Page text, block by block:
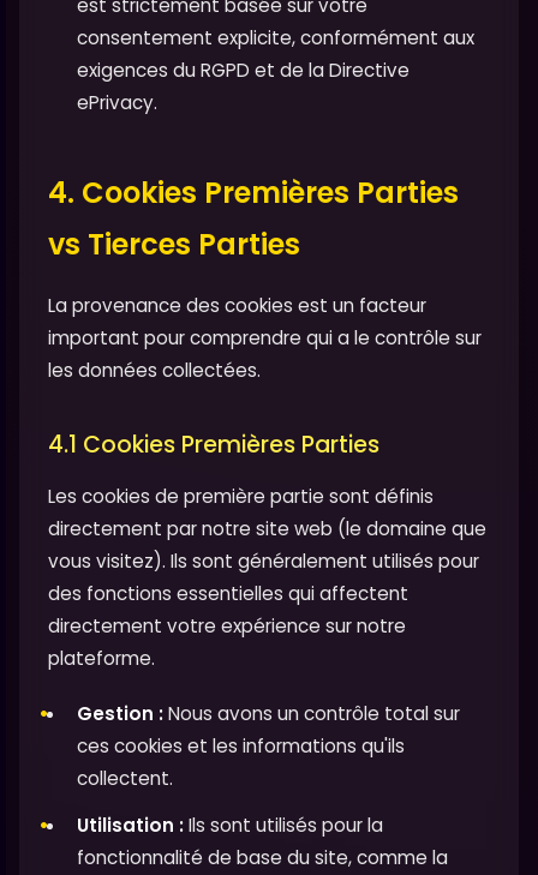
consentement explicite, conformément aux
exigences du RGPD et de la Directive
ePrivacy.
4. Cookies Premières Parties
vs Tierces Parties
La provenance des cookies est un facteur
important pour comprendre qui a le contrôle sur
les données collectées.
4.1 Cookies Premières Parties
Les cookies de première partie sont définis
directement par notre site web (le domaine que
vous visitez). Ils sont généralement utilisés pour
des fonctions essentielles qui affectent
directement votre expérience sur notre
plateforme.
Gestion :Nous avons un contrôle total sur
ces cookies et les informations qu'ils
collectent.
Utilisation :Ils sont utilisés pour la
fonctionnalité de base du site, comme la